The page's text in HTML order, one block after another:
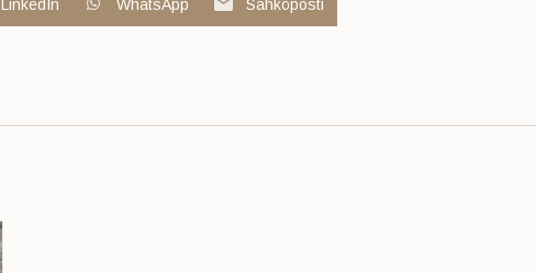
LinkedIn WhatsApp Sähköposti